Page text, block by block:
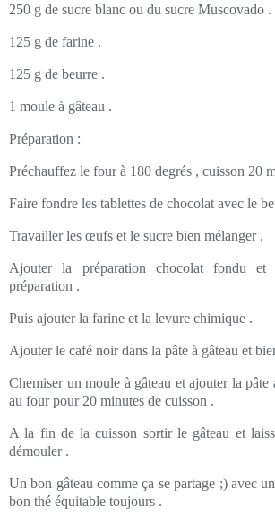
250 g de sucre blanc ou du sucre Muscovado .
125 g de farine .
125 g de beurre .
1 moule à gâteau .
Préparation :
Préchauffez le four à 180 degrés , cuisson 20
Faire fondre les tablettes de chocolat avec le
Travailler les œufs et le sucre bien mélanger .
Ajouter la préparation chocolat fondu et
préparation .
Puis ajouter la farine et la levure chimique .
Ajouter le café noir dans la pâte à gâteau et
Chemiser un moule à gâteau et ajouter la pâte
au four pour 20 minutes de cuisson .
A la fin de la cuisson sortir le gâteau et
démouler .
Un bon gâteau comme ça se partage ;) avec
bon thé équitable toujours .